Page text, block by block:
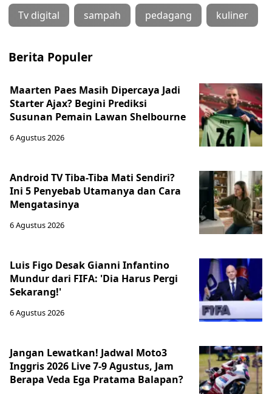
Tv digital sampah pedagang kuliner
Berita Populer
Maarten Paes Masih Dipercaya Jadi
Starter Ajax? Begini Prediksi
Susunan Pemain Lawan Shelbourne
6 Agustus 2026
Android TV Tiba-Tiba Mati Sendiri?
Ini 5 Penyebab Utamanya dan Cara
Mengatasinya
6 Agustus 2026
Luis Figo Desak Gianni Infantino
Mundur dari FIFA: 'Dia Harus Pergi
Sekarang!'
6 Agustus 2026
Jangan Lewatkan! Jadwal Moto3
Inggris 2026 Live 7-9 Agustus, Jam
Berapa Veda Ega Pratama Balapan?